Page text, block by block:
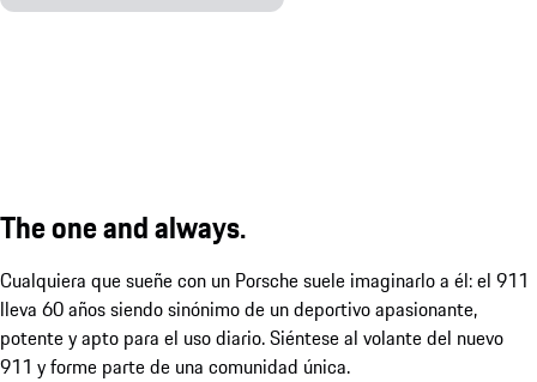
The one and always.
Cualquiera que sueñe con un Porsche suele imaginarlo a él: el 911
lleva 60 años siendo sinónimo de un deportivo apasionante,
potente y apto para el uso diario. Siéntese al volante del nuevo
911 y forme parte de una comunidad única.